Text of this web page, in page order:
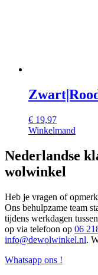
€ 19,97
Winkelmand
Nederlandse
wolwinkel
Heb je vragen of
Ons behulpzame team
tijdens werkdagen
op via telefoon op 06
info@dewolwinkel.nl.
Whatsapp ons !